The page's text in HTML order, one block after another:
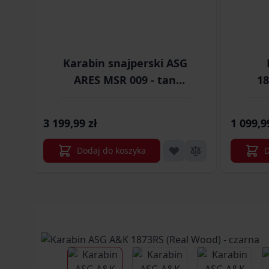
Karabin snajperski ASG
ARES MSR 009 - tan
3 199,99 zł
Dodaj do koszyka
1
View larger imageView larger image
View